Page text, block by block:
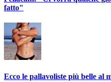
fatto"
Ecco le pallavoliste più belle al